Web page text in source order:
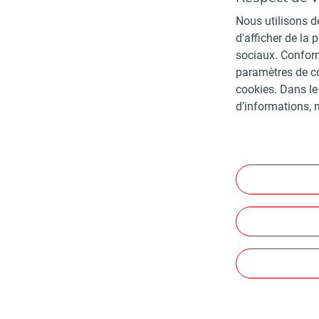
Nous utilisons
d'afficher de la
sociaux.
paramètres de
cookies. Dans
d’informations,
Accéder à la